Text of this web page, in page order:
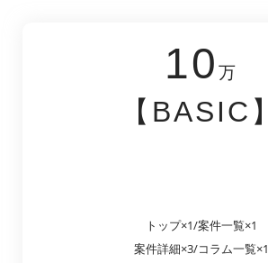
10 万
【BASIC】
トップ×1/案件一覧×1
案件詳細×3/コラム一覧×1